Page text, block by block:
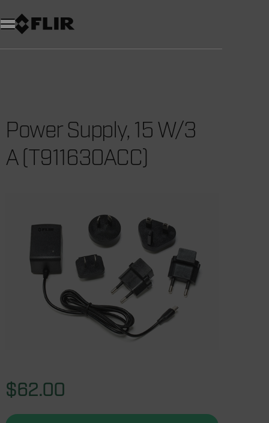
Unread messages
Modèle
Supprimer
articles
article
Ajouter au panier
Ajouté au panier
Power Supply, 15 W/3
A (T911630ACC)
$62.00